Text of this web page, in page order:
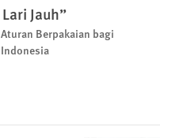
Jauh”
Berpakaian bagi